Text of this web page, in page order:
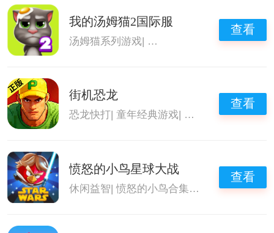
我的汤姆猫2国际服
汤姆猫系列游戏| 休闲益智游戏 童年经典游
查看
街机恐龙
恐龙快打 |童年经典游戏 格斗手游|经典游
查看
愤怒的小鸟星球大战
休闲益智|愤怒的小鸟合集|愤怒的小鸟游戏
查看